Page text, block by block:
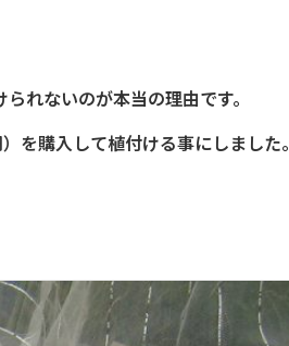
れないのが本当の理由です。
を購入して植付ける事にしました。